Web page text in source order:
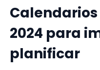
2024 para
planificar